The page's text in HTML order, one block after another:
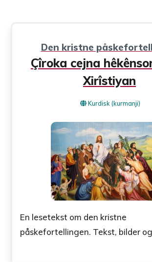
Den kristne
Çîroka cejna
Xirîstiyan
Kurdisk (kurmanji)
En lesetekst om den kristne
påskefortellingen. Tekst, bilder